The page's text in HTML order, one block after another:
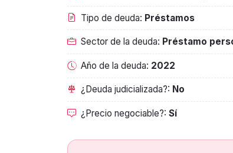
Tipo de deuda: Préstamos
Sector de la deuda: Préstamo
Año de la deuda: 2022
¿Deuda judicializada?: No
¿Precio negociable?: Sí